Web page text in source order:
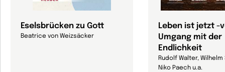
Eselsbrücken zu Gott
Beatrice von Weizsäcker
Leben ist jetzt -
Umgang mit der
Endlichkeit
Rudolf Walter, Wilhelm
Niko Paech u.a.